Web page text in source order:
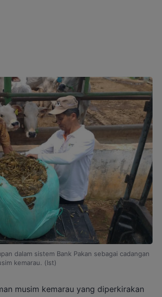
dalam sistem Bank Pakan sebagai cadangan
kemarau. (Ist)
musim kemarau yang diperkirakan